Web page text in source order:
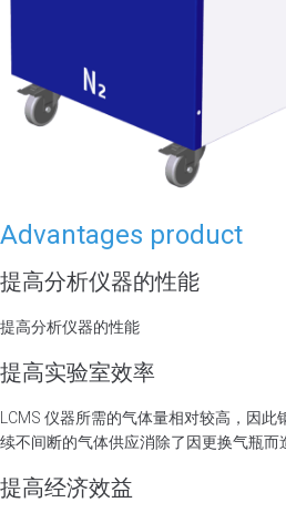
Advantages product
提高分析仪器的性能
提高分析仪器的性能
提高实验室效率
LCMS 仪器所需的气体量相对较高，因
续不间断的气体供应消除了因更换气瓶而
提高经济效益